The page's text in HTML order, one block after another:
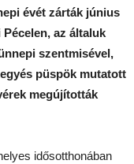
évét zárták június
az általuk
szentmisével,
püspök mutatott
megújították
idősotthonában